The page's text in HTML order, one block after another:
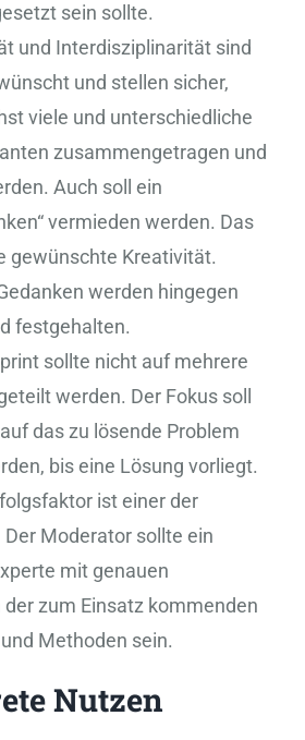
sein sollte.
und Interdisziplinarität sind
und stellen sicher,
viele und unterschiedliche
zusammengetragen und
Auch soll ein
vermieden werden. Das
gewünschte Kreativität.
werden hingegen
festgehalten.
sollte nicht auf mehrere
werden. Der Fokus soll
das zu lösende Problem
bis eine Lösung vorliegt.
ist einer der
Moderator sollte ein
mit genauen
der zum Einsatz kommenden
Methoden sein.
Nutzen